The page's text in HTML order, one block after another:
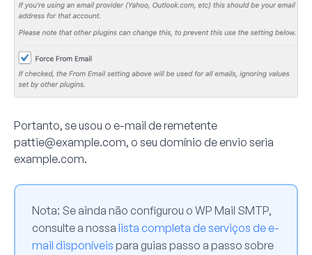
Portanto, se usou o e-mail de remetente
pattie@example.com, o seu domínio de envio seria
example.com.
Nota: Se ainda não configurou o WP Mail SMTP,
consulte a nossa lista completa de serviços de e-
mail disponíveis para guias passo a passo sobre